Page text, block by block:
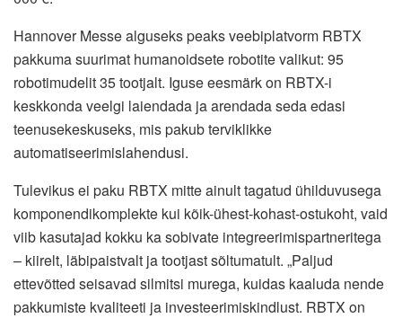
Hannover Messe alguseks peaks veebiplatvorm RBTX
pakkuma suurimat humanoidsete robotite valikut: 95
robotimudelit 35 tootjalt. Iguse eesmärk on RBTX-i
keskkonda veelgi laiendada ja arendada seda edasi
teenusekeskuseks, mis pakub terviklikke
automatiseerimislahendusi.
Tulevikus ei paku RBTX mitte ainult tagatud ühilduvusega
komponendikomplekte kui kõik-ühest-kohast-ostukoht, vaid
viib kasutajad kokku ka sobivate integreerimispartneritega
– kiirelt, läbipaistvalt ja tootjast sõltumatult. „Paljud
ettevõtted seisavad silmitsi murega, kuidas kaaluda nende
pakkumiste kvaliteeti ja investeerimiskindlust. RBTX on